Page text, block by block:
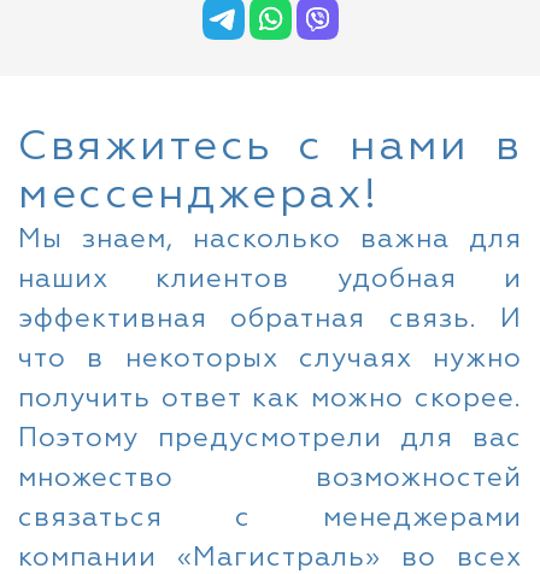
Свяжитесь с нами в
мессенджерах!
Мы знаем, насколько важна для
наших клиентов удобная и
эффективная обратная связь. И
что в некоторых случаях нужно
получить ответ как можно скорее.
Поэтому предусмотрели для вас
множество возможностей
связаться с менеджерами
компании «Магистраль» во всех